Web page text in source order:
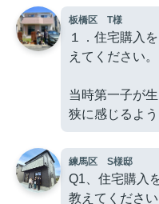
板橋区 T様
１．住宅購入
えてください。
当時第一子が
狭に感じるよ
討し始めまし
２．マトリッ
かけは何でした
練馬区 S様邸
Q1、住宅購入
教えてください